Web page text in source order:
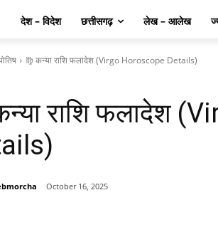
देश – विदेश छत्तीसगढ़ लेख – आलेख
♍ कन्या राशि फलादेश (Virgo Horoscope Details)
राशि फलादेश
October 16, 2025